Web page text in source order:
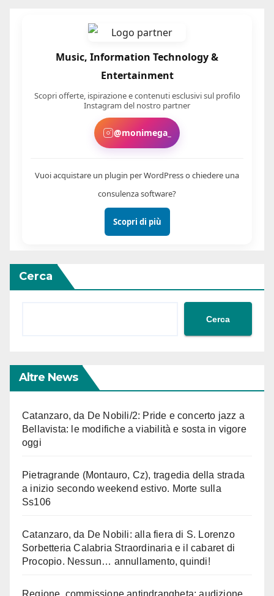
Cerca
Cerca
Altre News
Catanzaro, da De Nobili/2: Pride e concerto jazz a
Bellavista: le modifiche a viabilità e sosta in vigore
oggi
Pietragrande (Montauro, Cz), tragedia della strada
a inizio secondo weekend estivo. Morte sulla
Ss106
Catanzaro, da De Nobili: alla fiera di S. Lorenzo
Sorbetteria Calabria Straordinaria e il cabaret di
Procopio. Nessun… annullamento, quindi!
Music, Information Technology &
Entertainment
Scopri offerte, ispirazione e contenuti esclusivi sul profilo
Instagram del nostro partner
@monimega_
Vuoi acquistare un plugin per WordPress o chiedere una
consulenza software?
Scopri di più